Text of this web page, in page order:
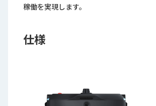
稼働を実現します。
仕様